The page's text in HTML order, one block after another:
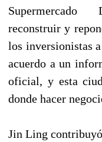
Supermercado
reconstruir y
los inversionistas
acuerdo a un
oficial, y esta
donde hacer
Jin Ling